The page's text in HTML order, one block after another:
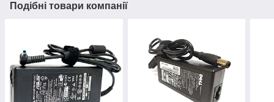
Подібні товари компанії